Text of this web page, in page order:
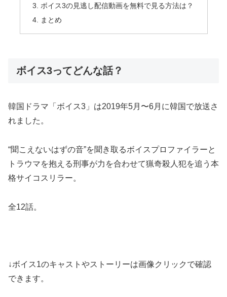
ボイス3の見逃し配信動画を無料で見る方法は？
まとめ
ボイス3ってどんな話？
韓国ドラマ「ボイス3」は2019年5月〜6月に韓国で放送さ
れました。
“聞こえないはずの音”を聞き取るボイスプロファイラーと
トラウマを抱える刑事が力を合わせて猟奇殺人犯を追う本
格サイコスリラー。
全12話。
↓ボイス1のキャストやストーリーは画像クリックで確認
できます。